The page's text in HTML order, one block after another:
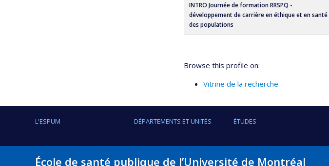
INTRO Journée de formation RRSPQ -
développement de carrière en éthique et en santé
des populations
Browse this profile on:
Vitrine de la recherche
L'ESPUM DÉPARTEMENTS ET UNITÉS ÉTUDES
École de santé publique de l’Université de Montréal